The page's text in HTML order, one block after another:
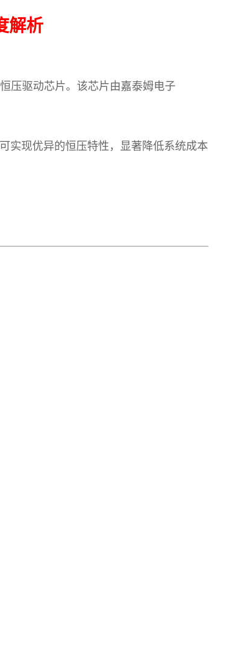
解析
压驱动芯片。该芯片由嘉泰姆电子
实现优异的恒压特性，显著降低系统成本